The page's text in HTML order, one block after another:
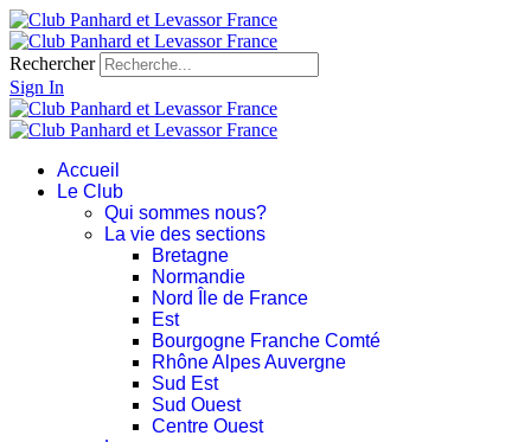
Rechercher
Sign In
Accueil
Le Club
Qui sommes nous?
La vie des sections
Bretagne
Normandie
Nord Île de France
Est
Bourgogne Franche Comté
Rhône Alpes Auvergne
Sud Est
Sud Ouest
Centre Ouest